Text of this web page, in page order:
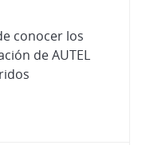
conocer los
de AUTEL